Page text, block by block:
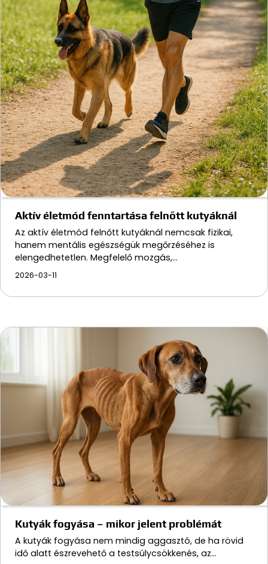
Aktív életmód fenntartása felnőtt kutyáknál
Az aktív életmód felnőtt kutyáknál nemcsak fizikai,
hanem mentális egészségük megőrzéséhez is
elengedhetetlen. Megfelelő mozgás,…
2026-03-11
Kutyák fogyása – mikor jelent problémát
A kutyák fogyása nem mindig aggasztó, de ha rövid
idő alatt észrevehető a testsúlycsökkenés, az…